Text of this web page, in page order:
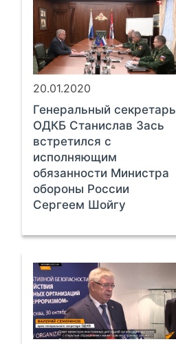
20.01.2020
Генеральный секретарь
ОДКБ Станислав Зась
встретился с
исполняющим
обязанности Министра
обороны России
Сергеем Шойгу